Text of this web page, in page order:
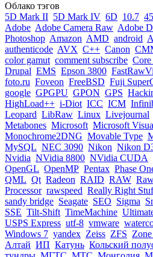
Облако тэгов
5D Mark II 5D Mark IV 6D 10.7
Adobe Adobe Camera Raw Adobe
Photoshop Amazon AMD android
authenticode AVX C++ Canon
color gamut comment subscribe
Drupal EMS Epson 3800
foto.ru Foveon FreeBSD Fuji
google GPGPU GPON GPS
HighLoad++ i-Diot ICC ICM
Leopard LibRaw Linux Livejournal
Metabones Microsoft Microsoft
Monochrome2DNG Movable Type
MySQL NEC 3090 Nikon Nikon
Nvidia NVidia 8800 NVidia CUDA
OpenGL OpenMP Pentax Phase
QML Qt Radeon RAID RAW
Processor rawspeed Really Right
sandy bridge Seagate SEO Sigma
SSE Tilt-Shift TimeMachine
USPS Express utf-8 vmware
Windows 7 yandex Zeiss ZFS
Алтай ИП Катунь Кольский